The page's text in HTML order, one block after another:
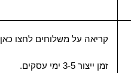
קריאה על משלוחיםלחצו כאן
זמן ייצור 3-5 ימי עסקים.